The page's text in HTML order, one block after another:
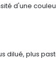
d'une
dilué, plus